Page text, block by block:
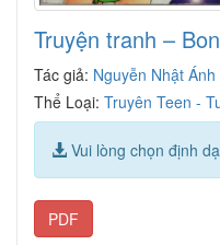
Truyện tranh –
Tác giả: Nguyễn Nhật Ánh
Thể Loại: Truyên Teen -
Vui lòng chọn định
PDF